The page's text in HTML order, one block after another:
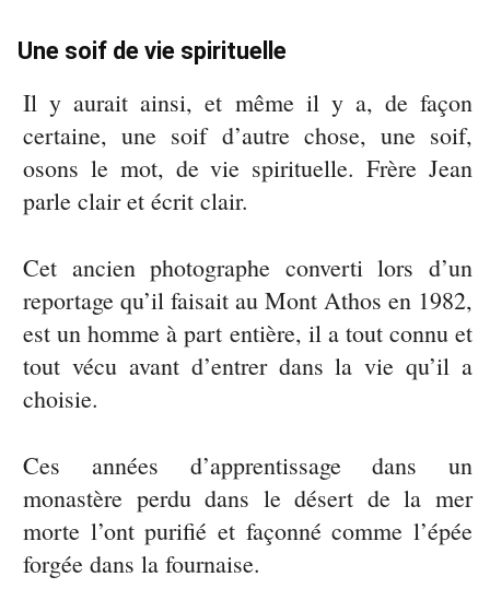
Une soif de vie spirituelle
Il y aurait ainsi, et même il y a, de façon
certaine, une soif d’autre chose, une soif,
osons le mot, de vie spirituelle. Frère Jean
parle clair et écrit clair.
Cet ancien photographe converti lors d’un
reportage qu’il faisait au Mont Athos en 1982,
est un homme à part entière, il a tout connu et
tout vécu avant d’entrer dans la vie qu’il a
choisie.
Ces années d’apprentissage dans un
monastère perdu dans le désert de la mer
morte l’ont purifié et façonné comme l’épée
forgée dans la fournaise.